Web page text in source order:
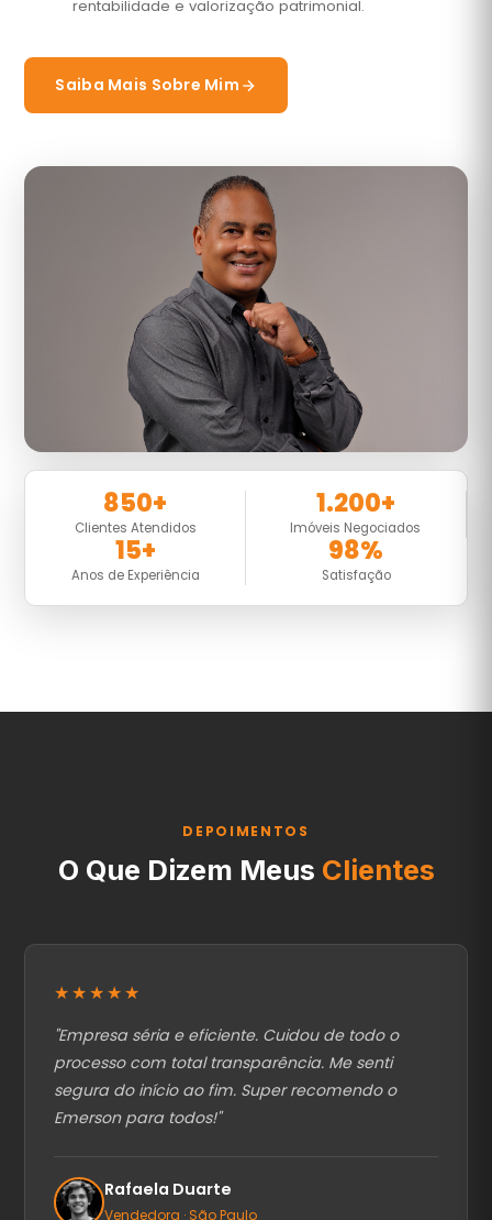
rentabilidade e valorização patrimonial.
Saiba Mais Sobre Mim
850+
Clientes Atendidos
1.200+
Imóveis Negociados
15+
Anos de Experiência
98%
Satisfação
DEPOIMENTOS
O Que Dizem Meus Clientes
★★★★★
"Empresa séria e eficiente. Cuidou de todo o
processo com total transparência. Me senti
segura do início ao fim. Super recomendo o
Emerson para todos!"
Rafaela Duarte
Vendedora · São Paulo